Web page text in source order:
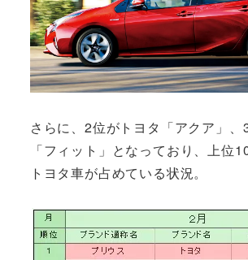
さらに、2位がトヨタ「アクア」
「フィット」となっており、上位
トヨタ車が占めている状況。